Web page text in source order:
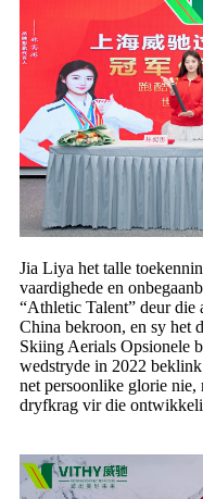
Jia Liya het talle
vaardighede en
“Athletic Talent” deur die
China bekroon, en sy het
Skiing Aerials Opsionele
wedstryde in 2022
net persoonlike glorie nie,
dryfkrag vir die